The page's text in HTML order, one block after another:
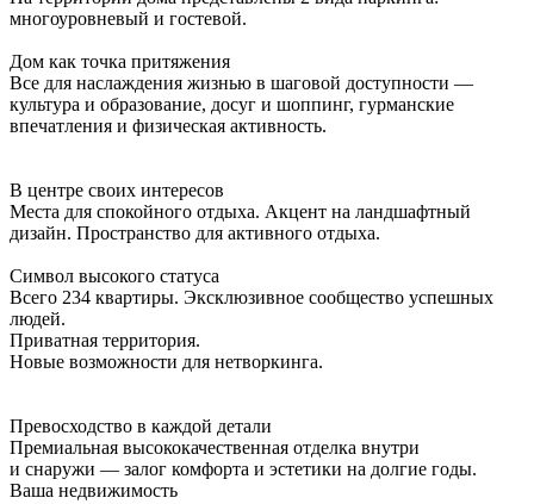
многоуровневый и гостевой.
Дом как точка притяжения
Все для наслаждения жизнью в шаговой доступности —
культура и образование, досуг и шоппинг, гурманские
впечатления и физическая активность.
В центре своих интересов
Места для спокойного отдыха. Акцент на ландшафтный
дизайн. Пространство для активного отдыха.
Символ высокого статуса
Всего 234 квартиры. Эксклюзивное сообщество успешных
людей.
Приватная территория.
Новые возможности для нетворкинга.
Превосходство в каждой детали
Премиальная высококачественная отделка внутри
и снаружи — залог комфорта и эстетики на долгие годы.
Ваша недвижимость